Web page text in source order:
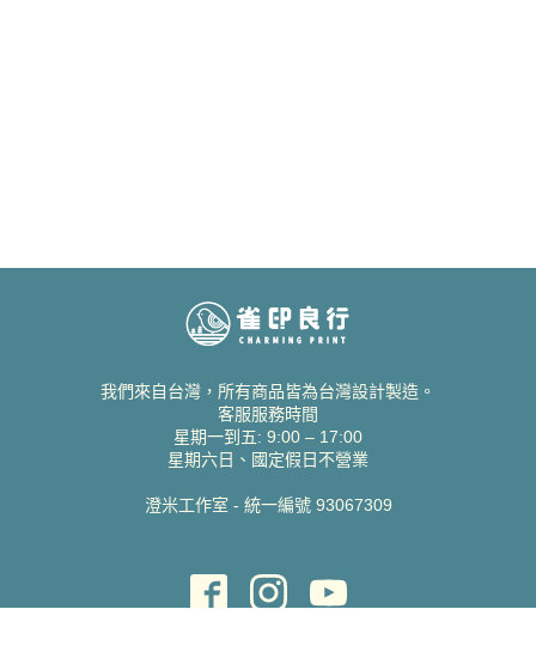
我們來自台灣，所有商品皆為台灣設計製造。
客服服務時間
星期一到五: 9:00 – 17:00
星期六日、國定假日不營業
澄米工作室 - 統一編號 93067309